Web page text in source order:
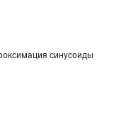
синусоиды